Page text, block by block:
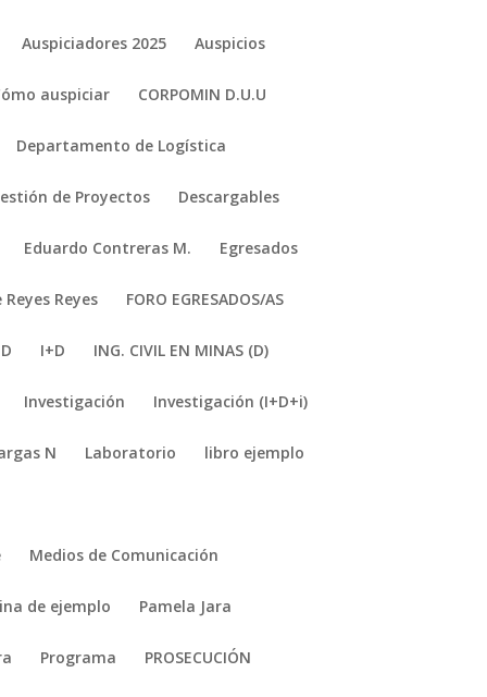
Auspiciadores 2025 Auspicios
auspiciar CORPOMIN D.U.U
Departamento de Logística
de Proyectos Descargables
Eduardo Contreras M. Egresados
Reyes Reyes FORO EGRESADOS/AS
I+D ING. CIVIL EN MINAS (D)
Investigación Investigación (I+D+i)
N Laboratorio libro ejemplo
Medios de Comunicación
de ejemplo Pamela Jara
Programa PROSECUCIÓN